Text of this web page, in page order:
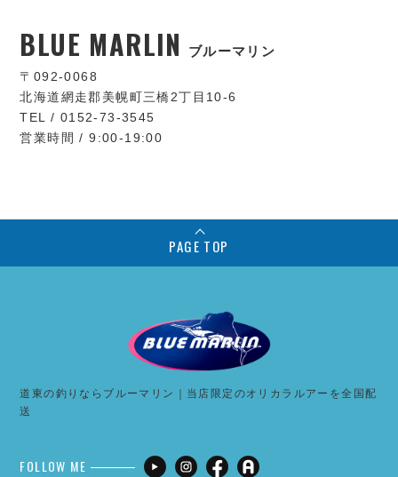
BLUE MARLIN ブルーマリン
〒092-0068
北海道網走郡美幌町三橋2丁目10-6
TEL / 0152-73-3545
営業時間 / 9:00-19:00
PAGE TOP
道東の釣りならブルーマリン｜当店限定のオリカラルアーを全国配
送
FOLLOW ME